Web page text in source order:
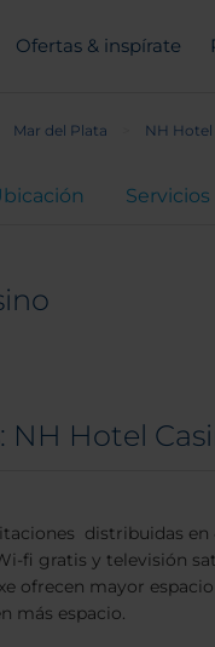
Ofertas & inspírate
Mar del Plata NH Hotel
Servicios
NH Hotel
distribuidas
fi gratis y televisión
ofrecen mayor
más espacio.